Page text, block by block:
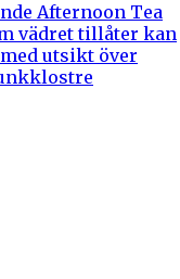
Afternoon Tea
vädret tillåter kan
utsikt över